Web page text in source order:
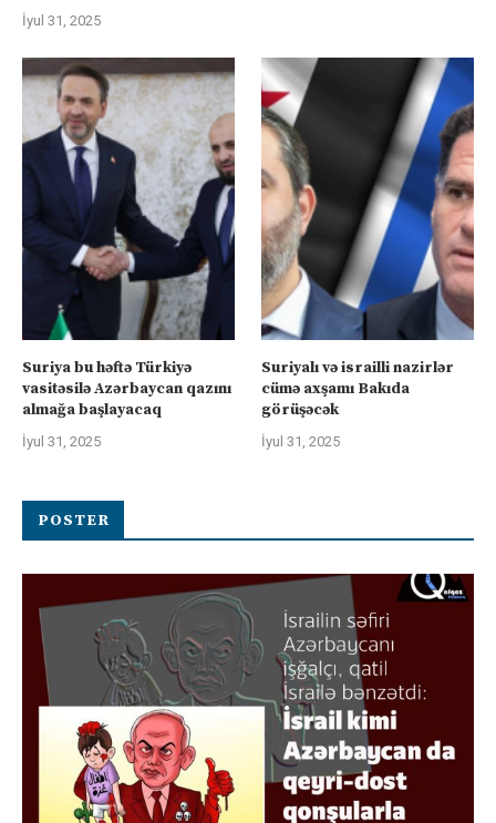
İyul 31, 2025
Suriya bu həftə Türkiyə
vasitəsilə Azərbaycan qazını
almağa başlayacaq
İyul 31, 2025
Suriyalı və israilli nazirlər
cümə axşamı Bakıda
görüşəcək
İyul 31, 2025
POSTER